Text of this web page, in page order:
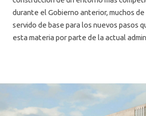
durante el Gobierno anterior, muchos de
servido de base para los nuevos pasos
esta materia por parte de la actual